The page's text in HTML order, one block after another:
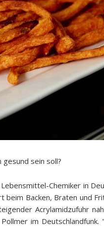
sein soll?
Chemiker in
Backen, Braten und
Acrylamidzufuhr
im